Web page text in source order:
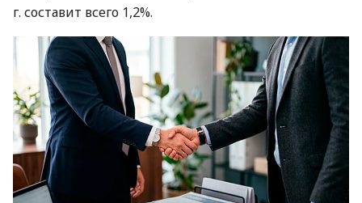
г. составит всего 1,2%.